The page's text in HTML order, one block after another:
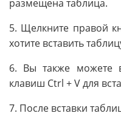
размещена таблица.
5. Щелкните правой
хотите вставить
6. Вы также можете
клавиш Ctrl + V для
7. После вставки